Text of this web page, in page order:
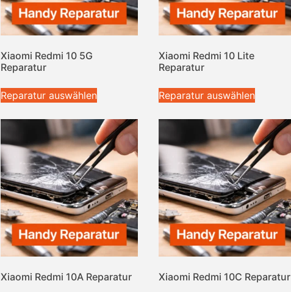
Xiaomi Redmi 10 5G
Reparatur
Reparatur auswählen
Xiaomi Redmi 10 Lite
Reparatur
Reparatur auswählen
Xiaomi Redmi 10A Reparatur Xiaomi Redmi 10C Reparatur